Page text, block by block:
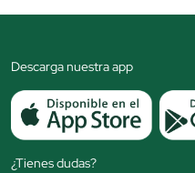
Descarga nuestra app
¿Tienes dudas?